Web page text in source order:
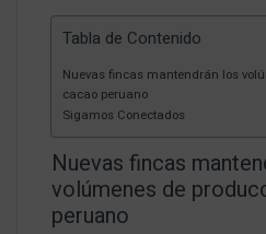
Tabla de Contenido
Nuevas fincas mantendrán los
cacao peruano
Sigamos Conectados
Nuevas fincas
volúmenes de
peruano